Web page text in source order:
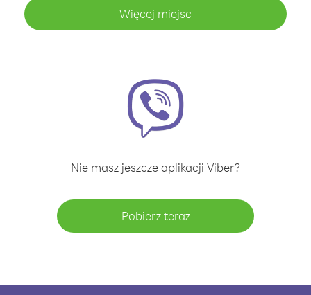
Więcej miejsc
Nie masz jeszcze aplikacji Viber?
Pobierz teraz